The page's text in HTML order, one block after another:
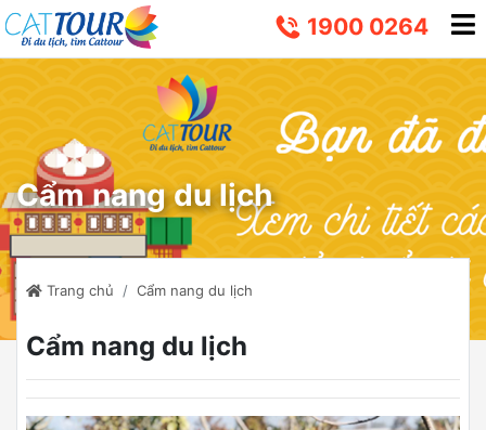
1900 0264
Cẩm nang du lịch
Trang chủ Cẩm nang du lịch
Cẩm nang du lịch